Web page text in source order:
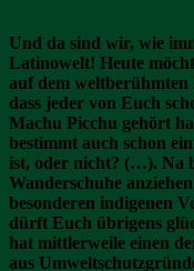
Und da sind wir, wie
Latinowelt! Heute
auf dem
dass jeder von Euch
Machu Picchu gehört
bestimmt auch schon
ist, oder nicht? (…). Na
Wanderschuhe
besonderen indigenen
dürft Euch übrigens
hat mittlerweile einen
aus